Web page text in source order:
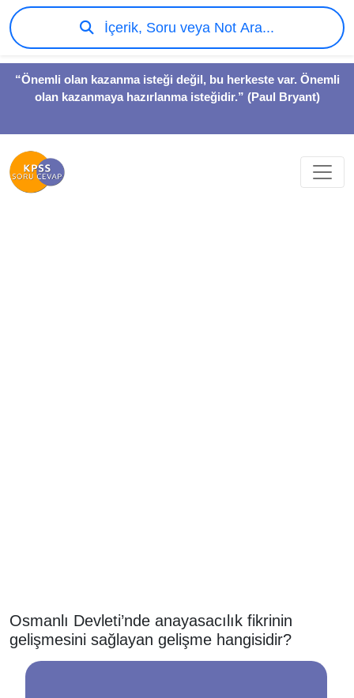
“Önemli olan kazanma isteği değil, bu herkeste var. Önemli
olan kazanmaya hazırlanma isteğidir.” (Paul Bryant)
İçerik, Soru veya Not Ara...
Osmanlı Devleti’nde anayasacılık fikrinin
gelişmesini sağlayan gelişme hangisidir?